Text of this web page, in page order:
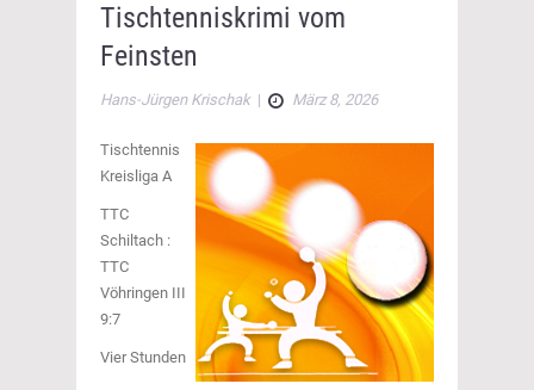
Tischtenniskrimi vom
Feinsten
Hans-Jürgen Krischak| März 8, 2026
Tischtennis
Kreisliga A
TTC
Schiltach :
TTC
Vöhringen III
9:7
Vier Stunden